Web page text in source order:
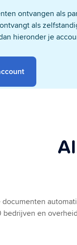
ontvangen als
als
hieronder je
bedrijven en